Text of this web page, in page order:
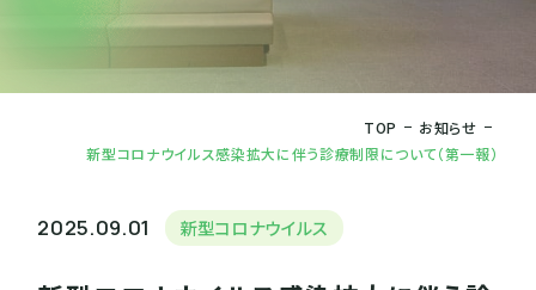
TOP
お知らせ
新型コロナウイルス感染拡大に伴う診療制限について（第一報）
2025.09.01 新型コロナウイルス